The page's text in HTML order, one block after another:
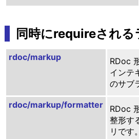
同時にrequireされる
rdoc/markup
RDoc
インテ
のサブ
rdoc/markup/formatter
RDoc
整形す
リです。